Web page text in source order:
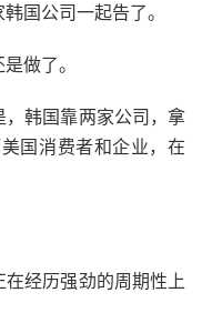
国公司一起告了。
做了。
韩国靠两家公司，拿
国消费者和企业，在
经历强劲的周期性上